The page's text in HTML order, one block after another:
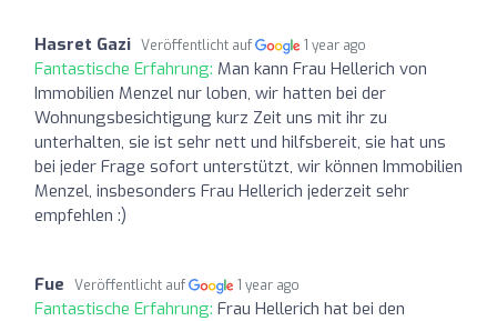
Hasret Gazi Veröffentlicht auf 1 year ago
Fantastische Erfahrung: Man kann Frau Hellerich von
Immobilien Menzel nur loben, wir hatten bei der
Wohnungsbesichtigung kurz Zeit uns mit ihr zu
unterhalten, sie ist sehr nett und hilfsbereit, sie hat uns
bei jeder Frage sofort unterstützt, wir können Immobilien
Menzel, insbesonders Frau Hellerich jederzeit sehr
empfehlen :)
Fue Veröffentlicht auf 1 year ago
Fantastische Erfahrung: Frau Hellerich hat bei den